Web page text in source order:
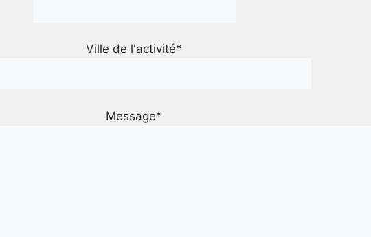
Ville de l'activité*
Message*